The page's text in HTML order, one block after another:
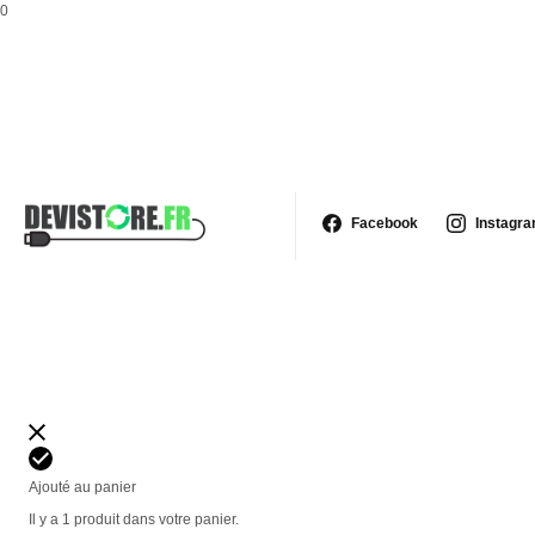
0
Facebook
Ajouté au panier
Il y a 1 produit dans votre panier.